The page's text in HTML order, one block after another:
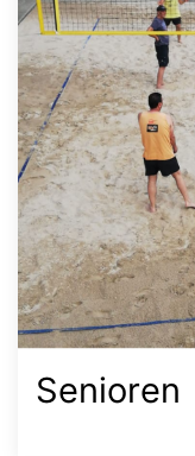
Senioren